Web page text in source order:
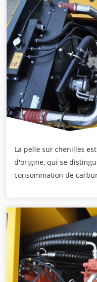
La pelle sur chenilles
d'origine, qui se
consommation de